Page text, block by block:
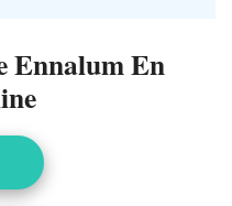
Ennalum En